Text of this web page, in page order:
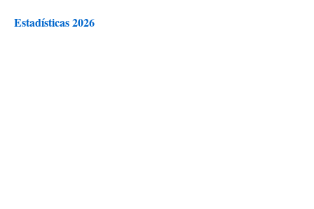
Estadísticas 2026